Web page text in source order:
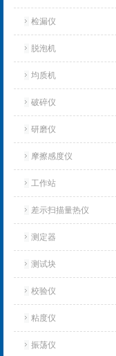
检漏仪
脱泡机
均质机
破碎仪
研磨仪
摩擦感度仪
工作站
差示扫描量热仪
测定器
测试块
校验仪
粘度仪
振荡仪